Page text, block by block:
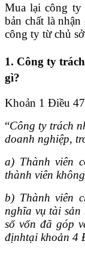
Mua lại công ty
bản chất là
công ty từ chủ
1. Công ty
gì?
Khoản 1 Điều
“Công ty trách
doanh nghiệp,
a) Thành viên
thành viên
b) Thành viên
nghĩa vụ tài sản
số vốn đã góp
địnhtại khoản 4